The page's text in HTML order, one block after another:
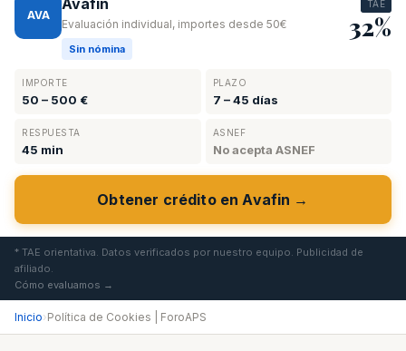
AVA
Avafin
Evaluación individual, importes desde 50€
Sin nómina
TAE
32%
IMPORTE
50 – 500 €
PLAZO
7 – 45 días
RESPUESTA
45 min
ASNEF
No acepta ASNEF
Obtener crédito en Avafin →
* TAE orientativa. Datos verificados por nuestro equipo. Publicidad de
afiliado.
Cómo evaluamos →
Inicio›Política de Cookies | ForoAPS